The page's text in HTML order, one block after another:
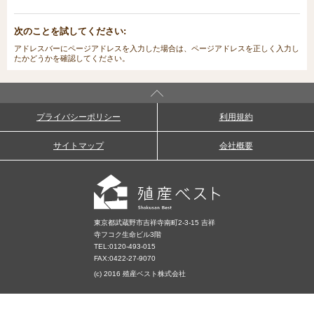
次のことを試してください:
アドレスバーにページアドレスを入力した場合は、ページアドレスを正しく入力し
たかどうかを確認してください。
プライバシーポリシー 利用規約
サイトマップ 会社概要
東京都武蔵野市吉祥寺南町2-3-15 吉祥
寺フコク生命ビル3階
TEL:0120-493-015
FAX:0422-27-9070
(c) 2016 殖産ベスト株式会社